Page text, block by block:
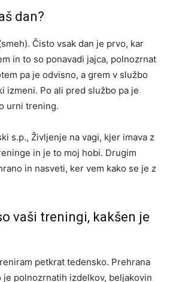
dan?
Čisto vsak dan je prvo, kar
in to so ponavadi jajca, polnozrnat
pa je odvisno, a grem v službo
izmeni. Po ali pred službo pa je
urni trening.
s.p., Življenje na vagi, kjer imava z
in je to moj hobi. Drugim
in nasveti, ker vem kako se je z
vaši treningi, kakšen je
petkrat tedensko. Prehrana
je polnozrnatih izdelkov, beljakovin